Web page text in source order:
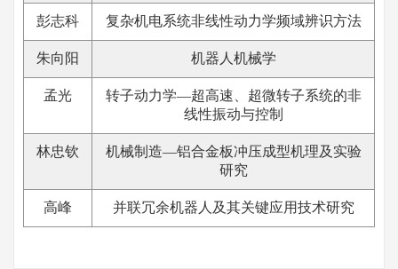
彭志科 复杂机电系统非线性动力学频域辨识方法
朱向阳 机器人机械学
孟光
转子动力学—超高速、超微转子系统的非
线性振动与控制
林忠钦
机械制造—铝合金板冲压成型机理及实验
研究
高峰 并联冗余机器人及其关键应用技术研究